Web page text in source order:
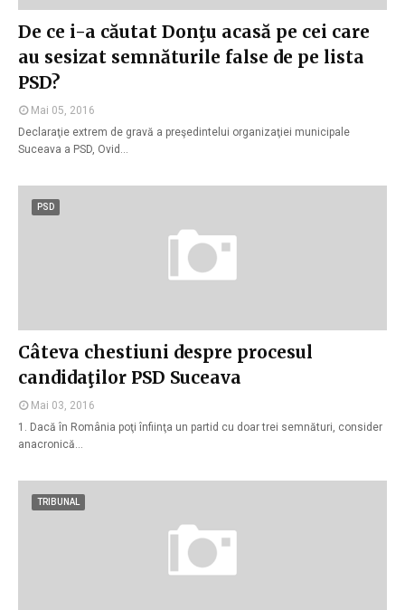
De ce i-a căutat Donţu acasă pe cei care
au sesizat semnăturile false de pe lista
PSD?
Mai 05, 2016
Declaraţie extrem de gravă a preşedintelui organizaţiei municipale
Suceava a PSD, Ovid…
PSD
Câteva chestiuni despre procesul
candidaţilor PSD Suceava
Mai 03, 2016
1. Dacă în România poţi înfiinţa un partid cu doar trei semnături, consider
anacronică…
TRIBUNAL